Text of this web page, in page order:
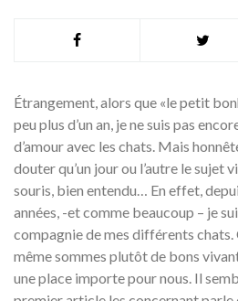
Étrangement, alors que «le petit
peu plus d’un an, je ne suis pas
d’amour avec les chats. Mais
douter qu’un jour ou l’autre le sujet
souris, bien entendu… En effet,
années, -et comme beaucoup – je
compagnie de mes différents chats.
même sommes plutôt de bons
une place importe pour nous. Il